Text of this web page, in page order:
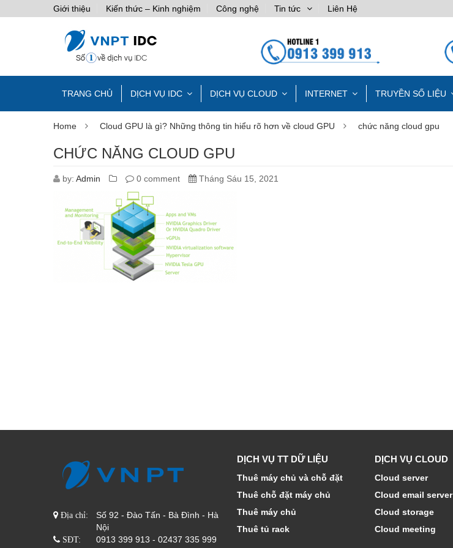
Giới thiệu Kiến thức – Kinh nghiệm Công nghệ Tin tức Liên Hệ
TRANG CHỦ DỊCH VỤ IDC DỊCH VỤ CLOUD INTERNET TRUYỀN SỐ LIỆU
Home Cloud GPU là gì? Những thông tin hiểu rõ hơn về cloud GPU chức năng cloud gpu
CHỨC NĂNG CLOUD GPU
by: Admin 0 comment Tháng Sáu 15, 2021
Địa chỉ:
Số 92 - Đào Tấn - Bà Đình - Hà
Nội
SĐT: 0913 399 913 - 02437 335 999
DỊCH VỤ TT DỮ LIỆU
Thuê máy chủ và chỗ đặt
Thuê chỗ đặt máy chủ
Thuê máy chủ
Thuê tủ rack
DỊCH VỤ CLOUD
Cloud server
Cloud email server
Cloud storage
Cloud meeting